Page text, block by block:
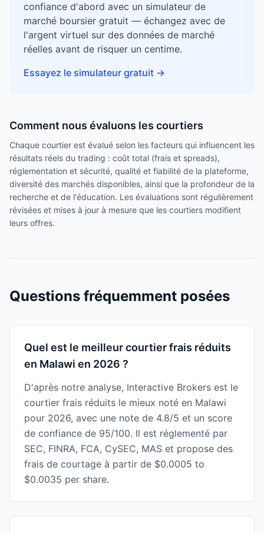
confiance d'abord avec un simulateur de
marché boursier gratuit — échangez avec de
l'argent virtuel sur des données de marché
réelles avant de risquer un centime.
Essayez le simulateur gratuit →
Comment nous évaluons les courtiers
Chaque courtier est évalué selon les facteurs qui influencent les
résultats réels du trading : coût total (frais et spreads),
réglementation et sécurité, qualité et fiabilité de la plateforme,
diversité des marchés disponibles, ainsi que la profondeur de la
recherche et de l'éducation. Les évaluations sont régulièrement
révisées et mises à jour à mesure que les courtiers modifient
leurs offres.
Questions fréquemment posées
Quel est le meilleur courtier frais réduits
en Malawi en 2026 ?
D'après notre analyse, Interactive Brokers est le
courtier frais réduits le mieux noté en Malawi
pour 2026, avec une note de 4.8/5 et un score
de confiance de 95/100. Il est réglementé par
SEC, FINRA, FCA, CySEC, MAS et propose des
frais de courtage à partir de $0.0005 to
$0.0035 per share.